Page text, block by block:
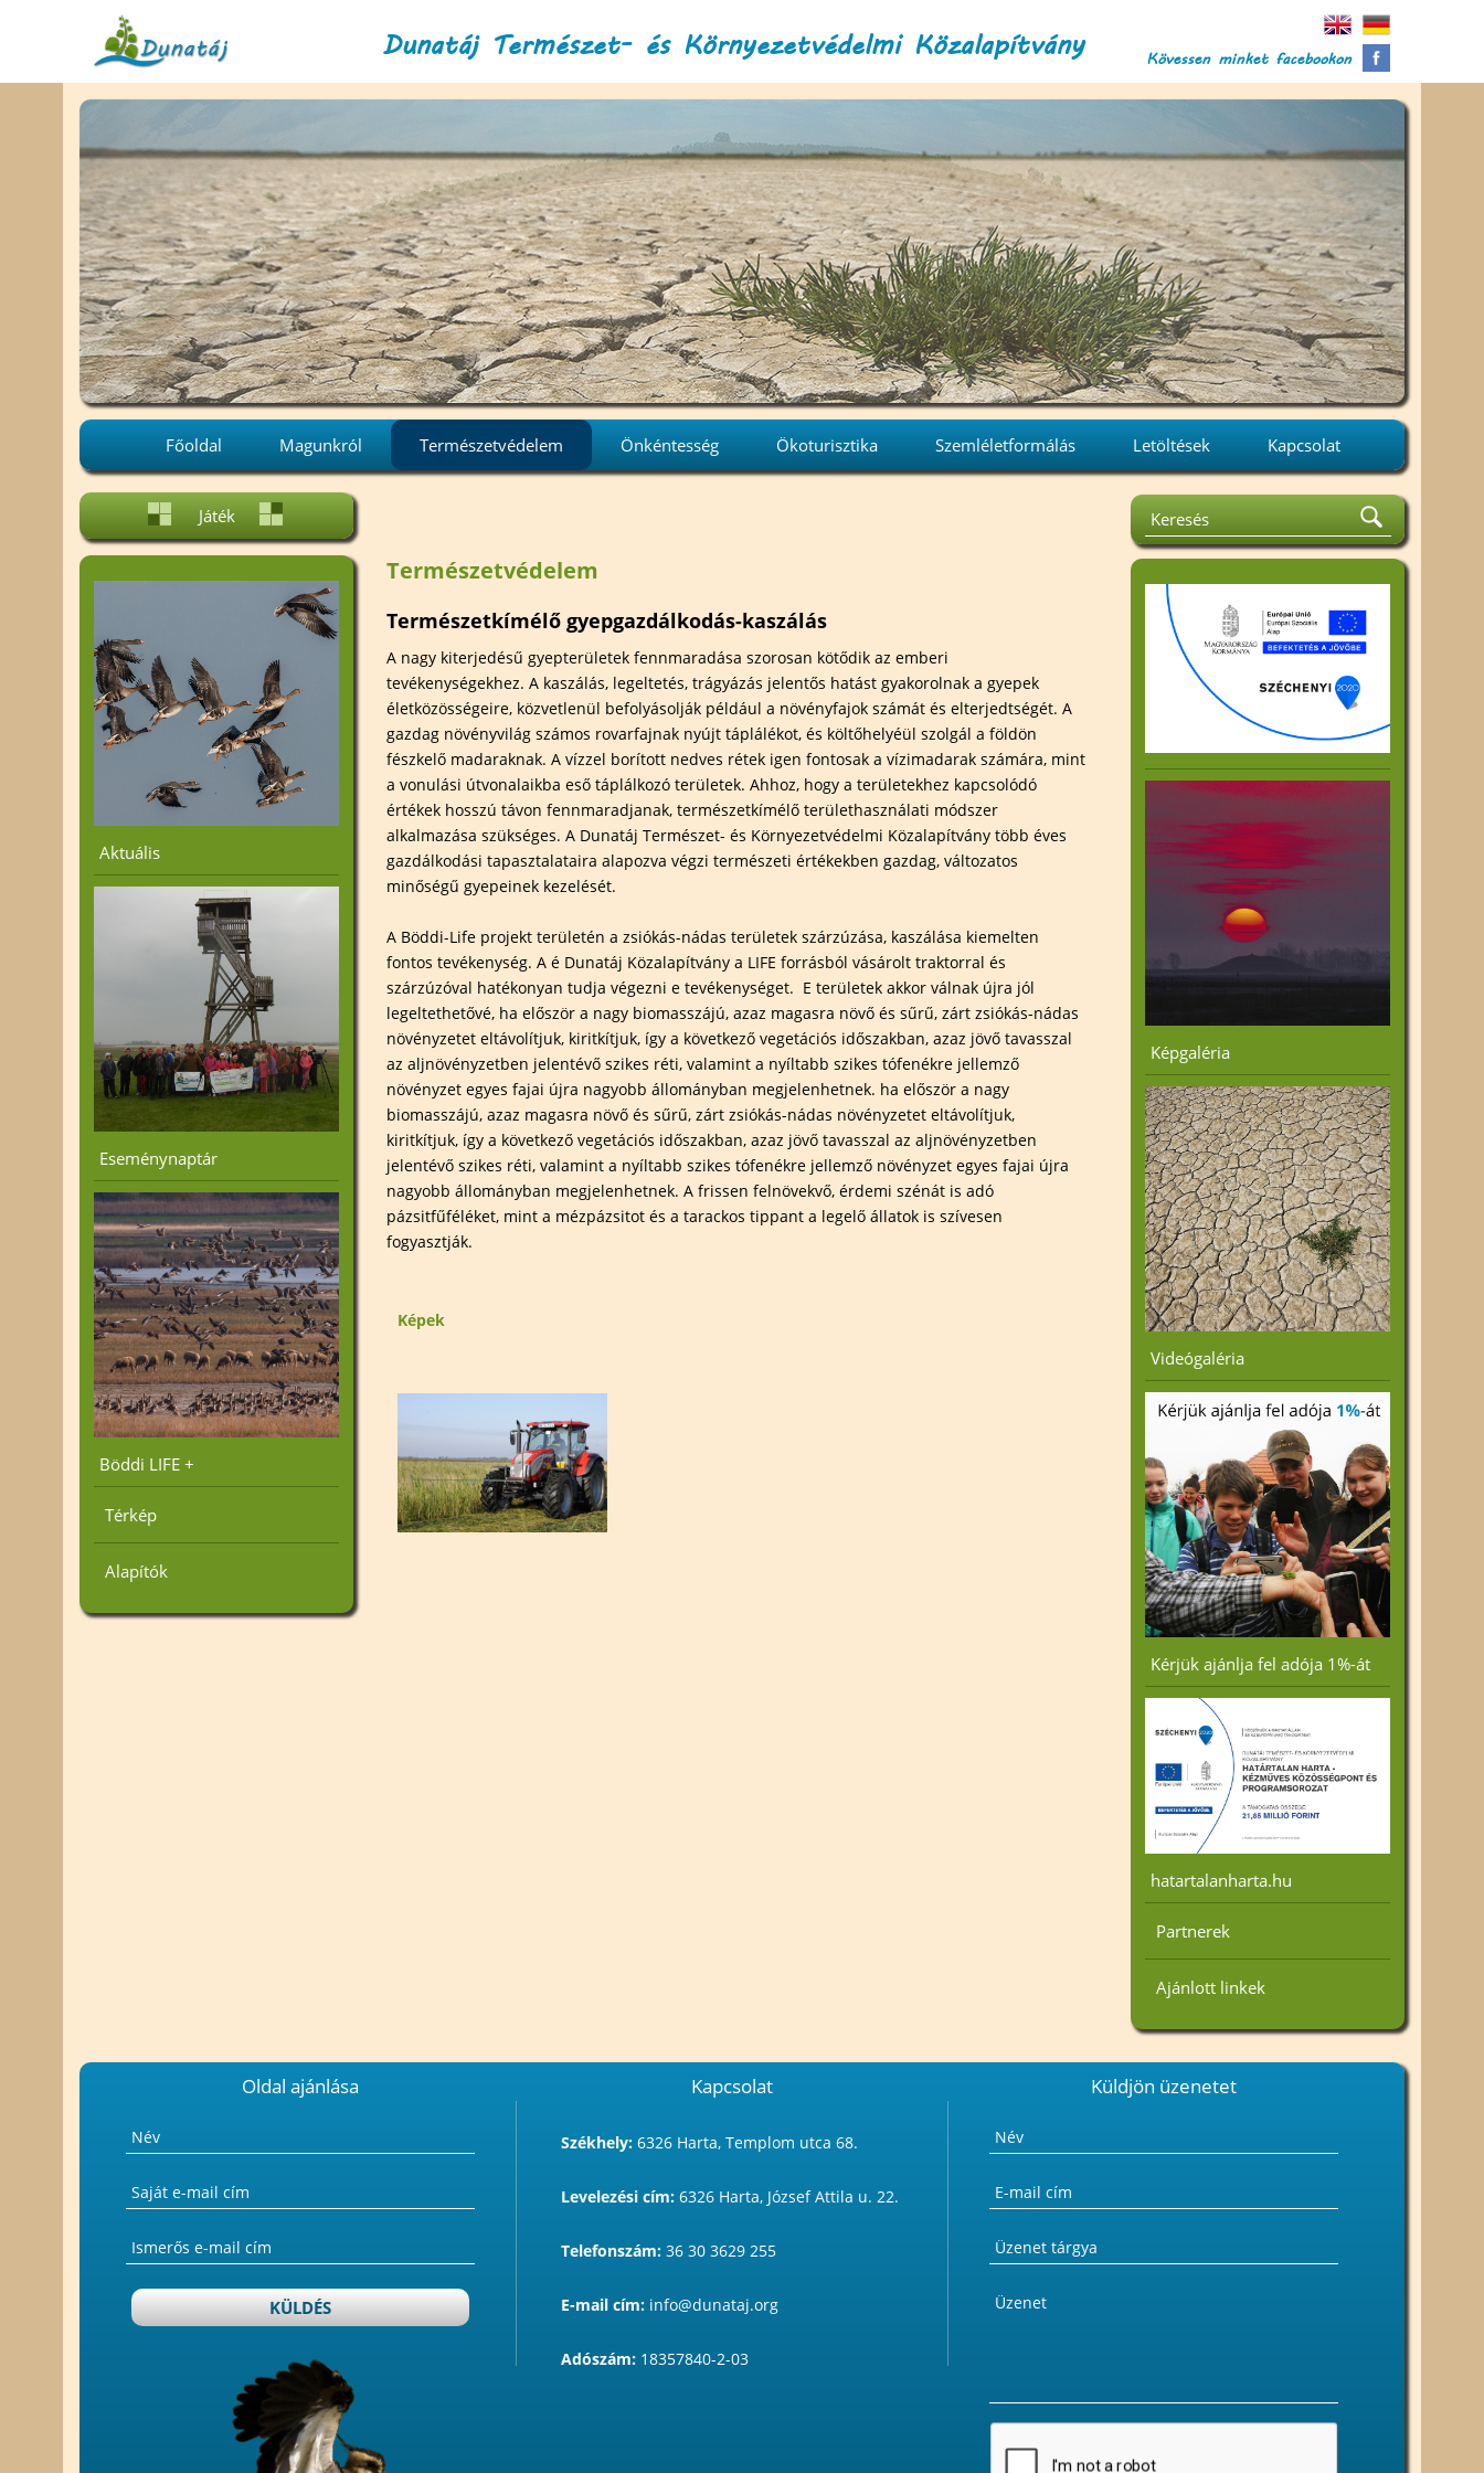
Dunatáj Természet- és Környezetvédelmi Közalapítvány Kövessen minket facebookon
Főoldal Magunkról
Projektjeink
Nemzetközi kapcsolatok
Alakítsd a Környezeted! -
A Dunatáj közalapítvány
vállalkozási tevékenysége
Természetvédelem
Helyi védett területek
Önkéntesség Ökoturisztika Szemléletformálás
Kiállítások
Határtalan Harta
Letöltések
Közhasznúsági jelentés
Felhívások
Kiadványok
Beszámoló az 1%
felhasználásáról
Kapcsolat
Játék
Aktuális
Eseménynaptár
Böddi LIFE +
Térkép
Alapítók
Természetvédelem
Természetkímélő gyepgazdálkodás-kaszálás
A nagy kiterjedésű gyepterületek fennmaradása szorosan kötődik az emberi
tevékenységekhez. A kaszálás, legeltetés, trágyázás jelentős hatást gyakorolnak a gyepek
életközösségeire, közvetlenül befolyásolják például a növényfajok számát és elterjedtségét. A
gazdag növényvilág számos rovarfajnak nyújt táplálékot, és költőhelyéül szolgál a földön
fészkelő madaraknak. A vízzel borított nedves rétek igen fontosak a vízimadarak számára, mint
a vonulási útvonalaikba eső táplálkozó területek. Ahhoz, hogy a területekhez kapcsolódó
értékek hosszú távon fennmaradjanak, természetkímélő területhasználati módszer
alkalmazása szükséges. A Dunatáj Természet- és Környezetvédelmi Közalapítvány több éves
gazdálkodási tapasztalataira alapozva végzi természeti értékekben gazdag, változatos
minőségű gyepeinek kezelését.
A Böddi-Life projekt területén a zsiókás-nádas területek szárzúzása, kaszálása kiemelten
fontos tevékenység. A é Dunatáj Közalapítvány a LIFE forrásból vásárolt traktorral és
szárzúzóval hatékonyan tudja végezni e tevékenységet. E területek akkor válnak újra jól
legeltethetővé, ha először a nagy biomasszájú, azaz magasra növő és sűrű, zárt zsiókás-nádas
növényzetet eltávolítjuk, kiritkítjuk, így a következő vegetációs időszakban, azaz jövő tavasszal
az aljnövényzetben jelentévő szikes réti, valamint a nyíltabb szikes tófenékre jellemző
növényzet egyes fajai újra nagyobb állományban megjelenhetnek. ha először a nagy
biomasszájú, azaz magasra növő és sűrű, zárt zsiókás-nádas növényzetet eltávolítjuk,
kiritkítjuk, így a következő vegetációs időszakban, azaz jövő tavasszal az aljnövényzetben
jelentévő szikes réti, valamint a nyíltabb szikes tófenékre jellemző növényzet egyes fajai újra
nagyobb állományban megjelenhetnek. A frissen felnövekvő, érdemi szénát is adó
pázsitfűféléket, mint a mézpázsitot és a tarackos tippant a legelő állatok is szívesen
fogyasztják.
Képek
Képgaléria
Videógaléria
Kérjük ajánlja fel adója 1%-át
hatartalanharta.hu
Partnerek
Ajánlott linkek
Oldal ajánlása Kapcsolat
Székhely: 6326 Harta, Templom utca 68.
Levelezési cím: 6326 Harta, József Attila u. 22.
Telefonszám: 36 30 3629 255
E-mail cím: info@dunataj.org
Adószám: 18357840-2-03
Küldjön üzenetet